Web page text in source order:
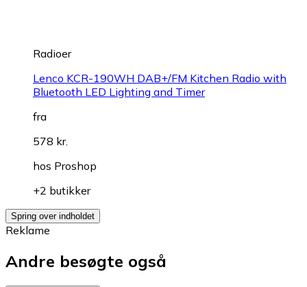
Radioer
Lenco KCR-190WH DAB+/FM Kitchen Radio with
Bluetooth LED Lighting and Timer
fra
578 kr.
hos Proshop
+2 butikker
Spring over indholdet
Reklame
Andre besøgte også